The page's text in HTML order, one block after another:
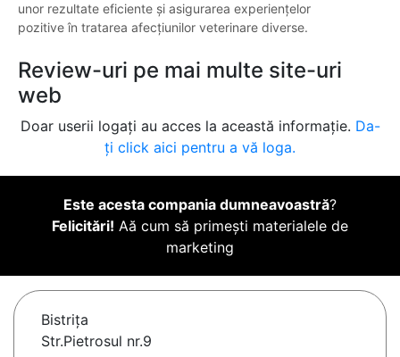
unor rezultate eficiente și asigurarea experiențelor
pozitive în tratarea afecțiunilor veterinare diverse.
Review-uri pe mai multe site-uri
web
Doar userii logați au acces la această informație. Da-
ți click aici pentru a vă loga.
Este acesta compania dumneavoastră?
Felicitări! Aă cum să primești materialele de
marketing
Bistriţa
Str.Pietrosul nr.9